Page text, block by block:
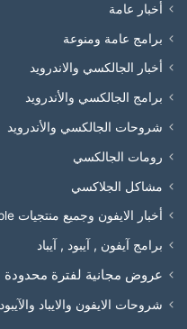
أخبار عامة
برامج عامة ومنوعة
أخبار الجالكسي والاندرويد
برامج الجالكسي والأندرويد
شروحات الجالكسي والأندرويد
رومات الجالكسي
مشاكل الجلاكسي
أخبار الايفون وجميع منتجيات Apple
برامج آيفون , آيبود , آيباد
عروض مجانية لفترة محدودة
شروحات الايفون والايباد والآيبود